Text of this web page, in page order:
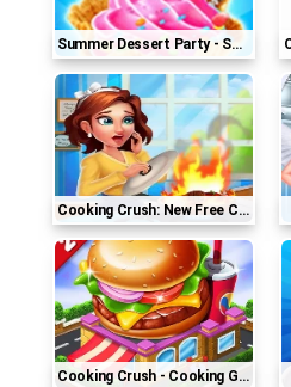
Summer Dessert Party - Sweet Frozen Desserts
Cooking Crush: New Free Cooking Games Madness
Cooking Crush - Cooking Games